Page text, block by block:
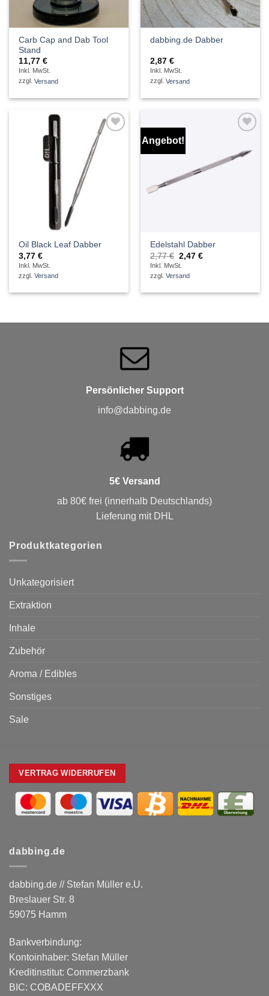
Carb Cap and Dab Tool
Stand
11,77€
Inkl. MwSt.
zzgl.Versand
dabbing.de Dabber
2,87€
Inkl. MwSt.
zzgl.Versand
Auf die
Wunschliste
Oil Black Leaf Dabber
3,77€
Inkl. MwSt.
zzgl.Versand
Angebot!
Wunschliste
Edelstahl Dabber
2,77€ Ursprünglicher
Preis
war:
2,77 €
2,47€Aktueller
Inkl. MwSt.
zzgl.Versand
Persönlicher Support
info@dabbing.de
5€ Versand
ab 80€ frei (innerhalb Deutschlands)
Lieferung mit DHL
Produktkategorien
Unkategorisiert
Extraktion
Inhale
Zubehör
Aroma / Edibles
Sonstiges
Sale
VERTRAG WIDERRUFEN
dabbing.de
dabbing.de // Stefan Müller e.U.
Breslauer Str. 8
59075 Hamm
Bankverbindung:
Kontoinhaber: Stefan Müller
Kreditinstitut: Commerzbank
BIC: COBADEFFXXX